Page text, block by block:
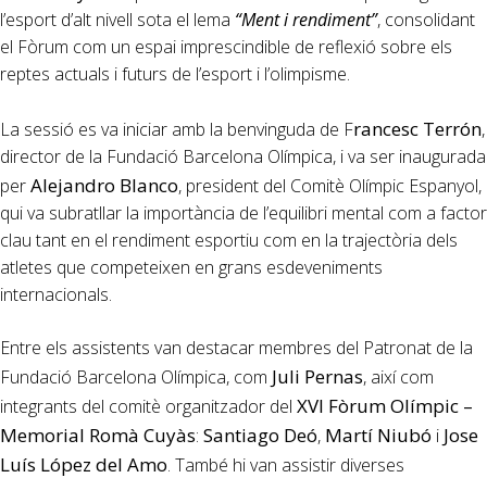
l’esport d’alt nivell sota el lema “Ment i rendiment”, consolidant
el Fòrum com un espai imprescindible de reflexió sobre els
reptes actuals i futurs de l’esport i l’olimpisme.
La sessió es va iniciar amb la benvinguda de Francesc Terrón,
director de la Fundació Barcelona Olímpica, i va ser inaugurada
perAlejandro Blanco, president del Comitè Olímpic Espanyol,
qui va subratllar la importància de l’equilibri mental com a factor
clau tant en el rendiment esportiu com en la trajectòria dels
atletes que competeixen en grans esdeveniments
internacionals.
Entre els assistents van destacar membres del Patronat de la
Fundació Barcelona Olímpica, com Juli Pernas, així com
integrants del comitè organitzador del XVI Fòrum Olímpic –
Memorial Romà Cuyàs: Santiago Deó, Martí Niubó i Jose
Luís López del Amo. També hi van assistir diverses